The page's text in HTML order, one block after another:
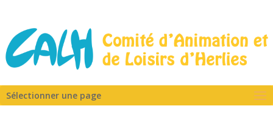
Sélectionner une page